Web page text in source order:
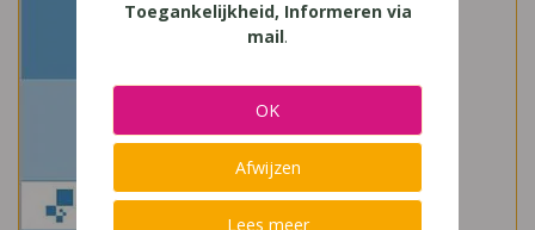
Toegankelijkheid, Informeren via
mail.
OK
Afwijzen
Lees meer